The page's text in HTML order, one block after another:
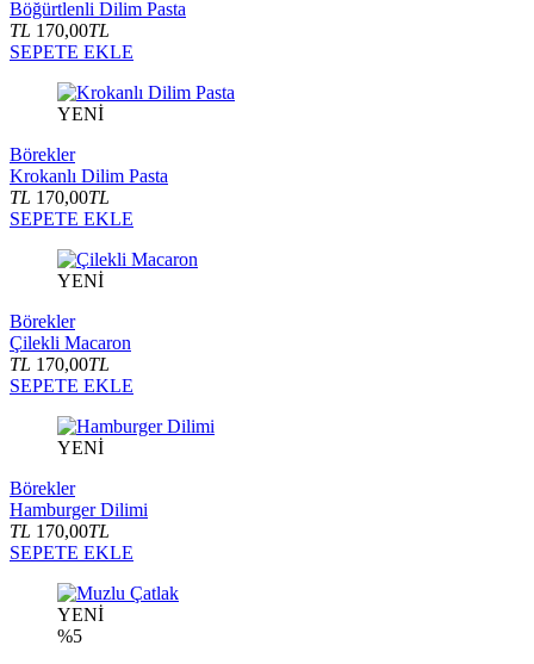
Böğürtlenli Dilim Pasta
TL 170,00TL
SEPETE EKLE
YENİ
Börekler
Krokanlı Dilim Pasta
TL 170,00TL
SEPETE EKLE
YENİ
Börekler
Çilekli Macaron
TL 170,00TL
SEPETE EKLE
YENİ
Börekler
Hamburger Dilimi
TL 170,00TL
SEPETE EKLE
YENİ
%5